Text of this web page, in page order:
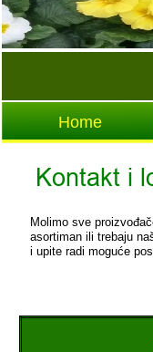
Home
Kontakt i
Molimo sve
asortiman ili trebaju
i upite radi moguće